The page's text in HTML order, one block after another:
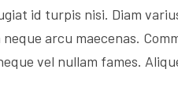
id turpis nisi. Diam
arcu maecenas.
vel nullam fames.